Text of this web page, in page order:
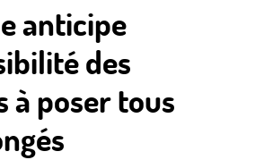
anticipe
des
à poser tous